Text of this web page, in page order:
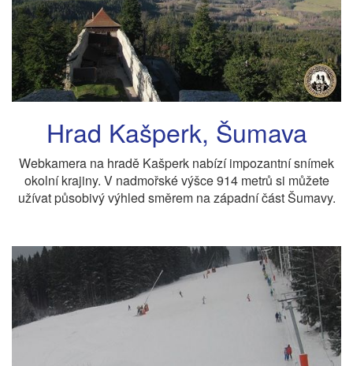
Hrad Kašperk, Šumava
Webkamera na hradě Kašperk nabízí impozantní snímek
okolní krajiny. V nadmořské výšce 914 metrů si můžete
užívat působivý výhled směrem na západní část Šumavy.